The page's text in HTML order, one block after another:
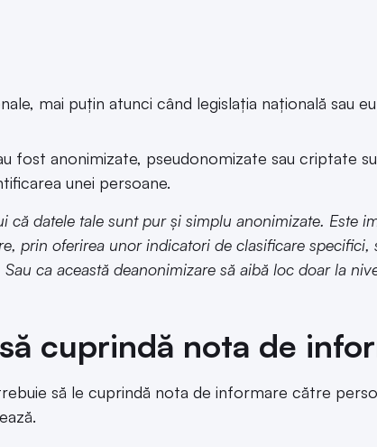
mai puțin atunci când legislația națională sau
fost anonimizate, pseudonomizate sau criptate
unei persoane.
că datele tale sunt pur și simplu anonimizate. Este
prin oferirea unor indicatori de clasificare specifici,
ca această deanonimizare să aibă loc doar la
cuprindă nota de
să le cuprindă nota de informare către